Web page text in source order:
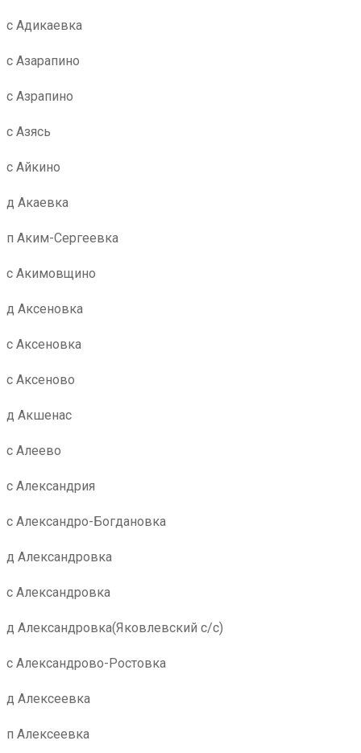
с Адикаевка
с Азарапино
с Азрапино
с Азясь
с Айкино
д Акаевка
п Аким-Сергеевка
с Акимовщино
д Аксеновка
с Аксеновка
с Аксеново
д Акшенас
с Алеево
с Александрия
с Александро-Богдановка
д Александровка
с Александровка
д Александровка(Яковлевский с/с)
с Александрово-Ростовка
д Алексеевка
п Алексеевка